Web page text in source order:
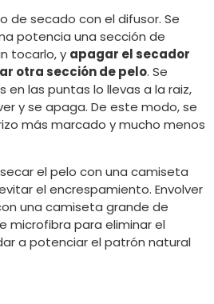
de secado con el difusor. Se
potencia una sección de
tocarlo, y apagar el secador
otra sección de pelo. Se
las puntas lo llevas a la raiz,
y se apaga. De este modo, se
más marcado y mucho menos
el pelo con una camiseta
el encrespamiento. Envolver
una camiseta grande de
microfibra para eliminar el
a potenciar el patrón natural